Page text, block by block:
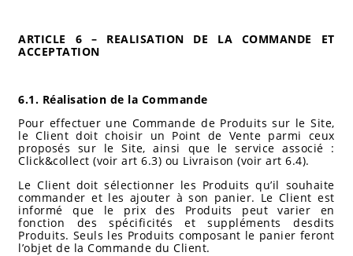
ARTICLE 6 – REALISATION DE LA COMMANDE ET
ACCEPTATION
6.1. Réalisation de la Commande
Pour effectuer une Commande de Produits sur le Site,
le Client doit choisir un Point de Vente parmi ceux
proposés sur le Site, ainsi que le service associé :
Click&collect (voir art 6.3) ou Livraison (voir art 6.4).
Le Client doit sélectionner les Produits qu’il souhaite
commander et les ajouter à son panier. Le Client est
informé que le prix des Produits peut varier en
fonction des spécificités et suppléments desdits
Produits. Seuls les Produits composant le panier feront
l’objet de la Commande du Client.